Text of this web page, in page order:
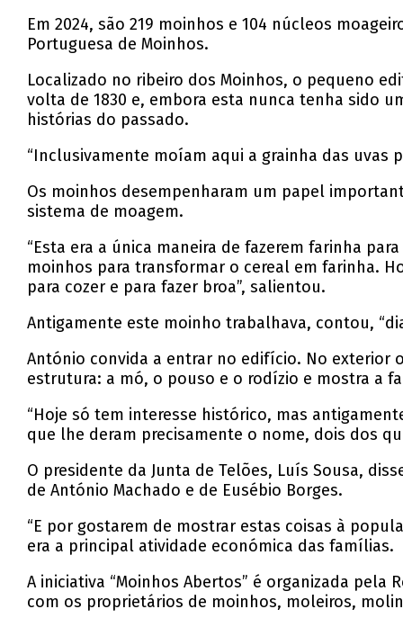
Em 2024, são 219 moinhos e 104 núcleos
Portuguesa de Moinhos.
Localizado no ribeiro dos Moinhos, o pequeno
volta de 1830 e, embora esta nunca tenha sido
histórias do passado.
“Inclusivamente moíam aqui a grainha das uvas
Os moinhos desempenharam um papel
sistema de moagem.
“Esta era a única maneira de fazerem farinha
moinhos para transformar o cereal em farinha.
para cozer e para fazer broa”, salientou.
Antigamente este moinho trabalhava, contou,
António convida a entrar no edifício. No exterior
estrutura: a mó, o pouso e o rodízio e mostra a
“Hoje só tem interesse histórico, mas
que lhe deram precisamente o nome, dois dos
O presidente da Junta de Telões, Luís Sousa,
de António Machado e de Eusébio Borges.
“E por gostarem de mostrar estas coisas à
era a principal atividade económica das famílias.
A iniciativa “Moinhos Abertos” é organizada
com os proprietários de moinhos, moleiros,